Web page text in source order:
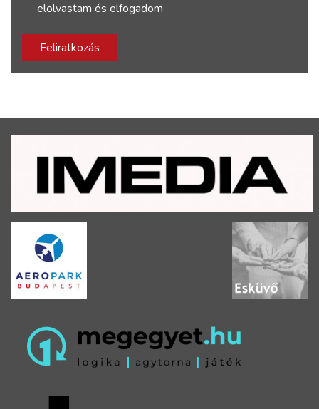
elolvastam és elfogadom
Feliratkozás